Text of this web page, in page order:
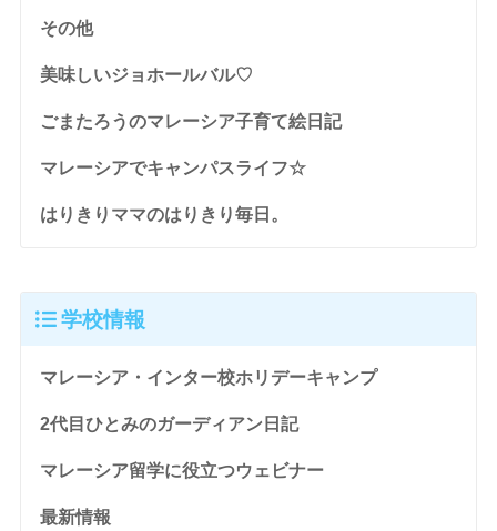
その他
美味しいジョホールバル♡
ごまたろうのマレーシア子育て絵日記
マレーシアでキャンパスライフ☆
はりきりママのはりきり毎日。
学校情報
マレーシア・インター校ホリデーキャンプ
2代目ひとみのガーディアン日記
マレーシア留学に役立つウェビナー
最新情報